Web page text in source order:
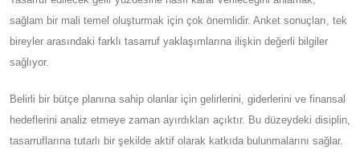
sağlam bir mali temel oluşturmak için çok önemlidir. Anket sonuçları, tek
bireyler arasındaki farklı tasarruf yaklaşımlarına ilişkin değerli bilgiler
sağlıyor.
Belirli bir bütçe planına sahip olanlar için gelirlerini, giderlerini ve finansal
hedeflerini analiz etmeye zaman ayırdıkları açıktır. Bu düzeydeki disiplin,
tasarruflarına tutarlı bir şekilde aktif olarak katkıda bulunmalarını sağlar.